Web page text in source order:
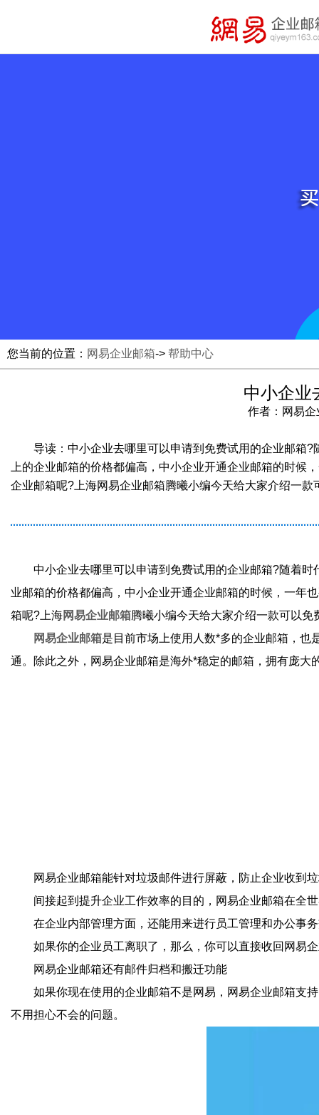
您当前的位置： 网易企业邮箱-> 帮助中心
中小企业
作者：网易
导读：中小企业去哪里可以申请到免费试用的企业邮箱
上的企业邮箱的价格都偏高，中小企业开通企业邮箱的时
企业邮箱呢?上海网易企业邮箱腾曦小编今天给大家介绍一
中小企业去哪里可以申请到免费试用的企业邮箱?随着
业邮箱的价格都偏高，中小企业开通企业邮箱的时候，一年
箱呢?上海网易企业邮箱腾曦小编今天给大家介绍一款可以
网易企业邮箱是目前市场上使用人数*多的企业邮箱，也
通。除此之外，网易企业邮箱是海外*稳定的邮箱，拥有庞
网易企业邮箱能针对垃圾邮件进行屏蔽，防止企业收到
间接起到提升企业工作效率的目的，网易企业邮箱在全
在企业内部管理方面，还能用来进行员工管理和办公事
如果你的企业员工离职了，那么，你可以直接收回网易
网易企业邮箱还有邮件归档和搬迁功能
如果你现在使用的企业邮箱不是网易，网易企业邮箱支
不用担心不会的问题。